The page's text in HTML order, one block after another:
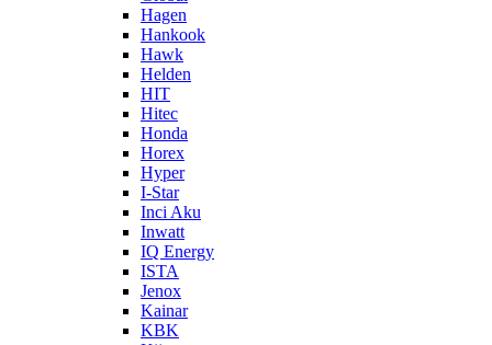
Hagen
Hankook
Hawk
Helden
HIT
Hitec
Honda
Horex
Hyper
I-Star
Inci Aku
Inwatt
IQ Energy
ISTA
Jenox
Kainar
KBK